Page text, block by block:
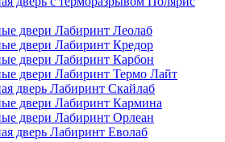
двери Лабиринт Леолаб
двери Лабиринт Кредор
двери Лабиринт Карбон
двери Лабиринт Термо Лайт
дверь Лабиринт Скайлаб
двери Лабиринт Кармина
двери Лабиринт Орлеан
дверь Лабиринт Еволаб